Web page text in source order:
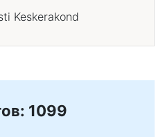
Keskerakond
1099